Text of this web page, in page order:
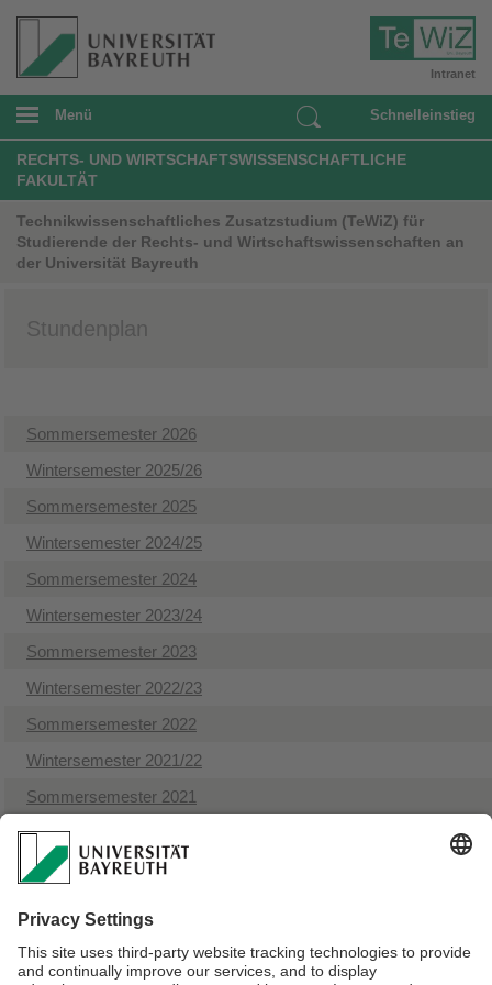
Intranet
Menü Schnelleinstieg
RECHTS- UND WIRTSCHAFTSWISSENSCHAFTLICHE
FAKULTÄT
Technikwissenschaftliches Zusatzstudium (TeWiZ) für
Studierende der Rechts- und Wirtschaftswissenschaften an
der Universität Bayreuth
Stundenplan
Sommersemester 2026
Wintersemester 2025/26
Sommersemester 2025
Wintersemester 2024/25
Sommersemester 2024
Wintersemester 2023/24
Sommersemester 2023
Wintersemester 2022/23
Sommersemester 2022
Wintersemester 2021/22
Sommersemester 2021
Wintersemester 2020/21
Sommersemester 2020
Sommersemester 2019